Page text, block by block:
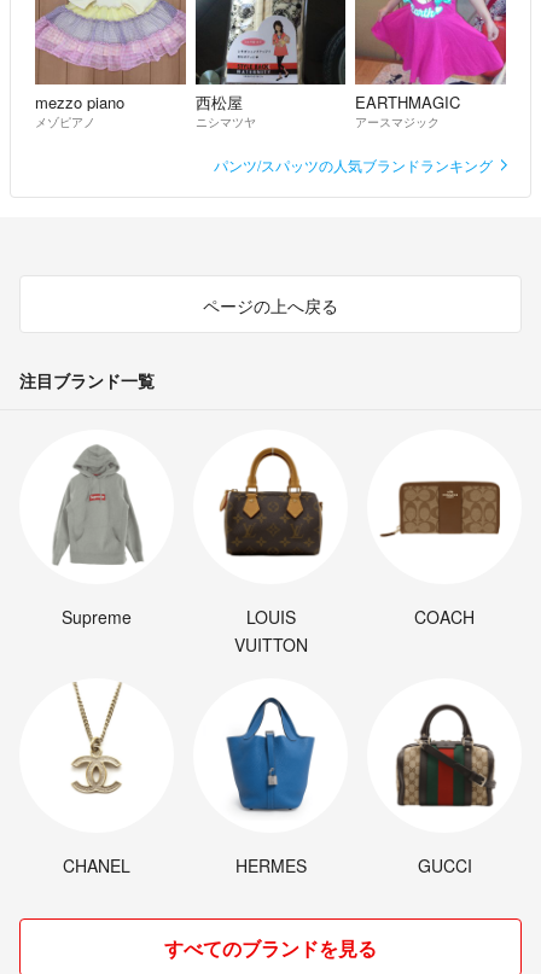
mezzo piano
メゾピアノ
西松屋
ニシマツヤ
EARTHMAGIC
アースマジック
パンツ/スパッツの人気ブランドランキング
ページの上へ戻る
注目ブランド一覧
Supreme
LOUIS
VUITTON
COACH
CHANEL HERMES GUCCI
すべてのブランドを見る